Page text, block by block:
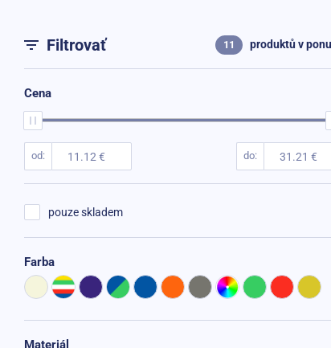
Filtrovať 11 produktův
Cena
od do
pouze skladem
Farba
Materiál
AKCIA -28%